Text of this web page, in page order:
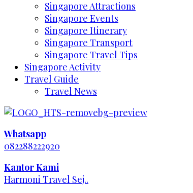
Singapore Attractions
Singapore Events
Singapore Itinerary
Singapore Transport
Singapore Travel Tips
Singapore Activity
Travel Guide
Travel News
Whatsapp
082288222920
Kantor Kami
Harmoni Travel Sej..